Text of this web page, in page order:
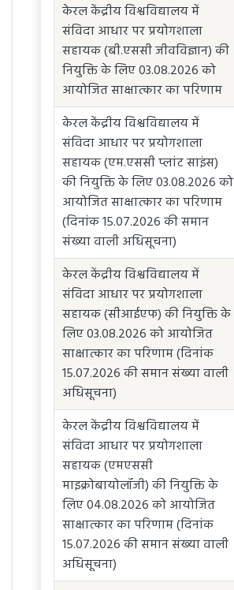
केरल केंद्रीय विश्वविद्यालय में
संविदा आधार पर प्रयोगशाला
सहायक (बी.एससी जीवविज्ञान) की
नियुक्ति के लिए 03.08.2026 को
आयोजित साक्षात्कार का परिणाम
केरल केंद्रीय विश्वविद्यालय में
संविदा आधार पर प्रयोगशाला
सहायक (एम.एससी प्लांट साइंस)
की नियुक्ति के लिए 03.08.2026 को
आयोजित साक्षात्कार का परिणाम
(दिनांक 15.07.2026 की समान
संख्या वाली अधिसूचना)
केरल केंद्रीय विश्वविद्यालय में
संविदा आधार पर प्रयोगशाला
सहायक (सीआईएफ) की नियुक्ति के
लिए 03.08.2026 को आयोजित
साक्षात्कार का परिणाम (दिनांक
15.07.2026 की समान संख्या वाली
अधिसूचना)
केरल केंद्रीय विश्वविद्यालय में
संविदा आधार पर प्रयोगशाला
सहायक (एमएससी
माइक्रोबायोलॉजी) की नियुक्ति के
लिए 04.08.2026 को आयोजित
साक्षात्कार का परिणाम (दिनांक
15.07.2026 की समान संख्या वाली
अधिसूचना)